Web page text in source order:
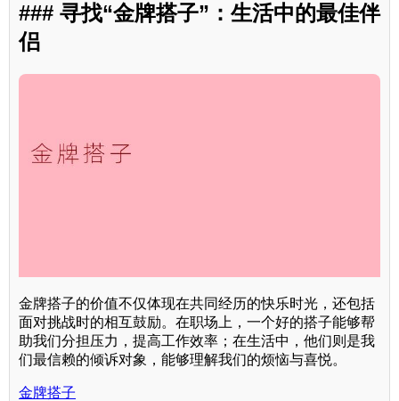
### 寻找“金牌搭子”：生活中的最佳伴
侣
金牌搭子的价值不仅体现在共同经历的快乐时光，还包括
面对挑战时的相互鼓励。在职场上，一个好的搭子能够帮
助我们分担压力，提高工作效率；在生活中，他们则是我
们最信赖的倾诉对象，能够理解我们的烦恼与喜悦。
金牌搭子